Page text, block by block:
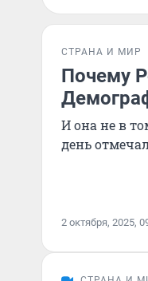
СТРАНА И МИР
Почему
И она не в
день
2 октября, 2025,